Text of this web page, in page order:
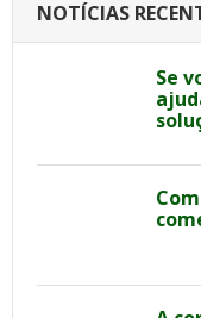
NOTÍCIAS
Se